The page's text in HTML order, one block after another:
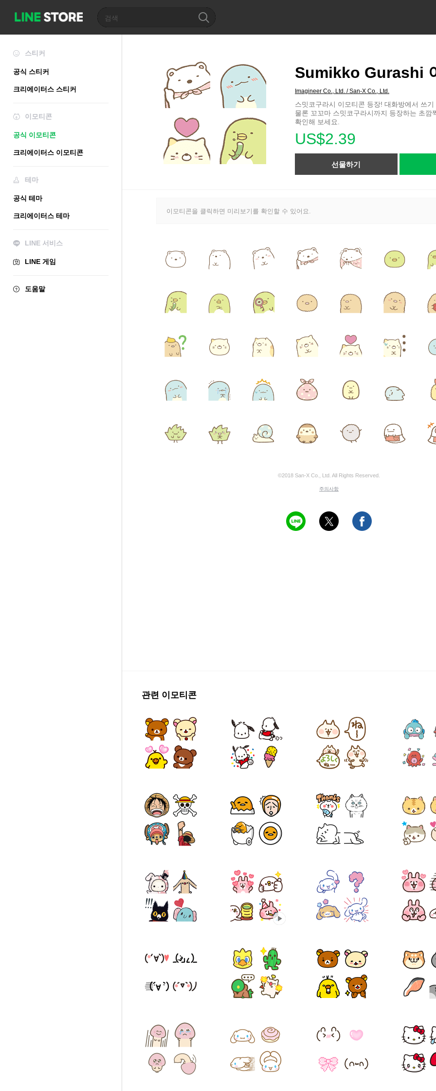
스티커
공식 스티커
크리에이터스 스티커
이모티콘
공식 이모티콘
크리에이터스 이모티콘
테마
공식 테마
크리에이터스 테마
LINE 서비스
LINE 게임
도움말
Sumikko Gurashi
Imagineer Co., Ltd. / San-X Co., Ltd.
스밋코구라시 이모티콘 등장! 대화방에서 쓰
물론 꼬꼬마 스밋코구라시까지 등장하는 초깜
확인해 보세요.
US$2.39
선물하기
이모티콘을 클릭하면 미리보기를 확인할 수 있어요.
©2018 San-X Co., Ltd. All Rights Reserved.
주의사항
관련 이모티콘